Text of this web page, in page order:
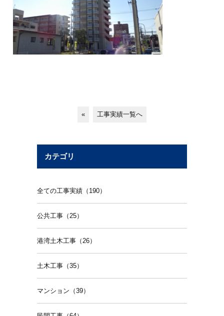
« 工事実績一覧へ
カテゴリ
全ての工事実績（190）
公共工事（25）
港湾土木工事（26）
土木工事（35）
マンション（39）